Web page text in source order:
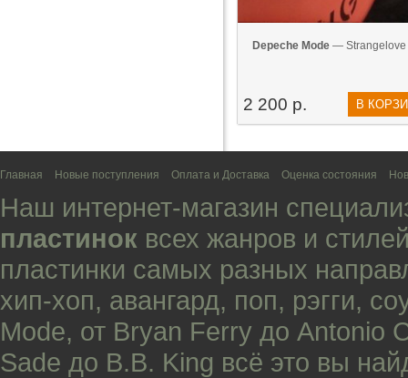
Depeche Mode— Strangelove
2 200 р. В
Главная Новые поступления Оплата и Доставка Оценка состояния
Наш интернет-магазин
пластинок всех жанров и
пластинки самых разных
хип-хоп, авангард, поп, рэгги,
Mode, от Bryan Ferry до Antonio
Sade до B.B. King всё это вы